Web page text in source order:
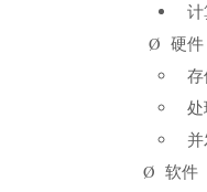
Ø 硬件
Ø 软件